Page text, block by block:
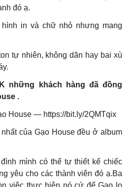
đó ạ.
in và chữ nhỏ nhưng mang
tự nhiên, không dãn hay bai xù
những khách hàng đã đồng
.
House — https://bit.ly/2QMTqix
của Gạo House đều ở album
mình có thể tự thiết kế chiếc
yêu cho các thành viên đó ạ.Ba
việc thực hiện nó cứ để Gạo lo